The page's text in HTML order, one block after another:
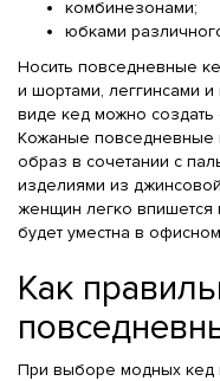
комбинезонами;
юбками
Носить повседневные
и шортами, леггинсами
виде кед можно
Кожаные повседневные
образ в сочетании с
изделиями из
женщин легко впишется
будет уместна в
Как
При выборе модных кед